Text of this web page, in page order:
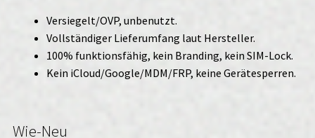
Versiegelt/OVP, unbenutzt.
Vollständiger Lieferumfang laut Hersteller.
100% funktionsfähig, kein Branding, kein SIM-Lock.
Kein iCloud/Google/MDM/FRP, keine Gerätesperren.
Wie-Neu